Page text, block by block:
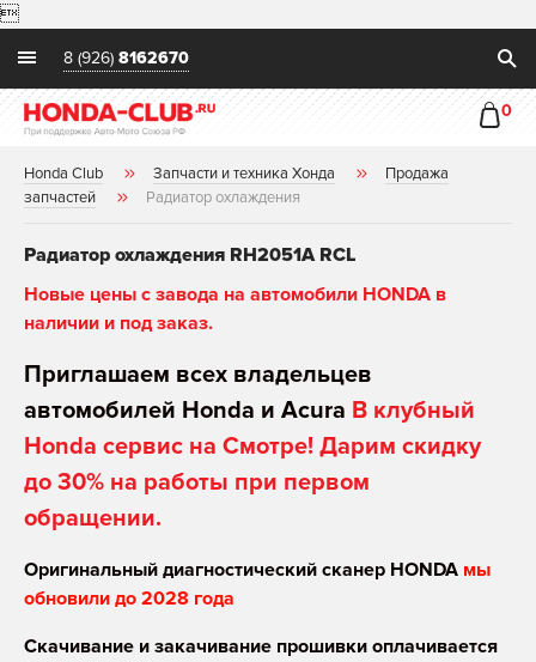

8 (926) 8162670
0
Honda Club Запчасти и техника Хонда
Продажа
запчастей
Радиатор охлаждения
Радиатор охлаждения RH2051A RCL
Новые цены с завода на автомобили HONDA в
наличии и под заказ.
Приглашаем всех владельцев
автомобилей Honda и Acura В клубный
Honda сервис на Смотре! Дарим скидку
до 30% на работы при первом
обращении.
Оригинальный диагностический сканер HONDA мы
обновили до 2028 года
Скачивание и закачивание прошивки оплачивается